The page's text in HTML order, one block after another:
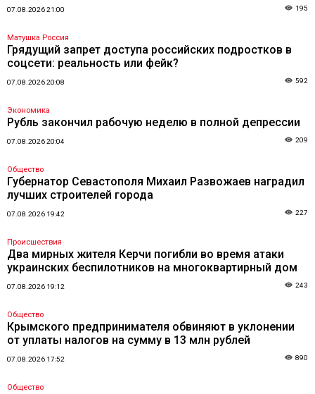
07.08.2026 21:00 195
Матушка Россия
Грядущий запрет доступа российских подростков в
соцсети: реальность или фейк?
07.08.2026 20:08 592
Экономика
Рубль закончил рабочую неделю в полной депрессии
07.08.2026 20:04 209
Общество
Губернатор Севастополя Михаил Развожаев наградил
лучших строителей города
07.08.2026 19:42 227
Происшествия
Два мирных жителя Керчи погибли во время атаки
украинских беспилотников на многоквартирный дом
07.08.2026 19:12 243
Общество
Крымского предпринимателя обвиняют в уклонении
от уплаты налогов на сумму в 13 млн рублей
07.08.2026 17:52 890
Общество